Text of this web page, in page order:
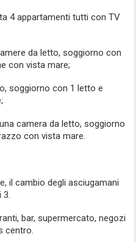
4 appartamenti tutti con TV
da letto, soggiorno con
con vista mare;
soggiorno con 1 letto e
camera da letto, soggiorno
con vista mare.
il cambio degli asciugamani
bar, supermercato, negozi
centro.